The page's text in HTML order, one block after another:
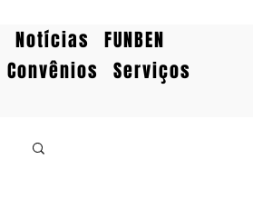
Notícias
FUNBEN
Convênios
Serviços